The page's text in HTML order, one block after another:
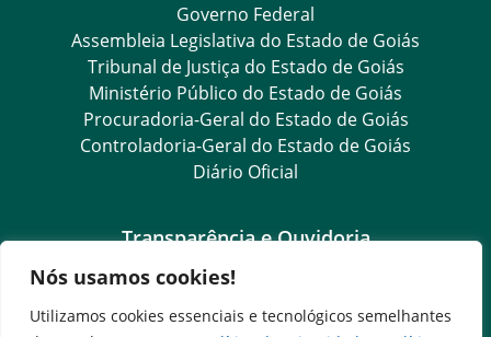
Nós usamos cookies!
Utilizamos cookies essenciais e tecnológicos semelhantes
Governo Federal
Assembleia Legislativa do Estado de Goiás
Tribunal de Justiça do Estado de Goiás
Ministério Público do Estado de Goiás
Procuradoria-Geral do Estado de Goiás
Controladoria-Geral do Estado de Goiás
Diário Oficial
Transparência e Ouvidoria
LGPD
Goiás Transparência